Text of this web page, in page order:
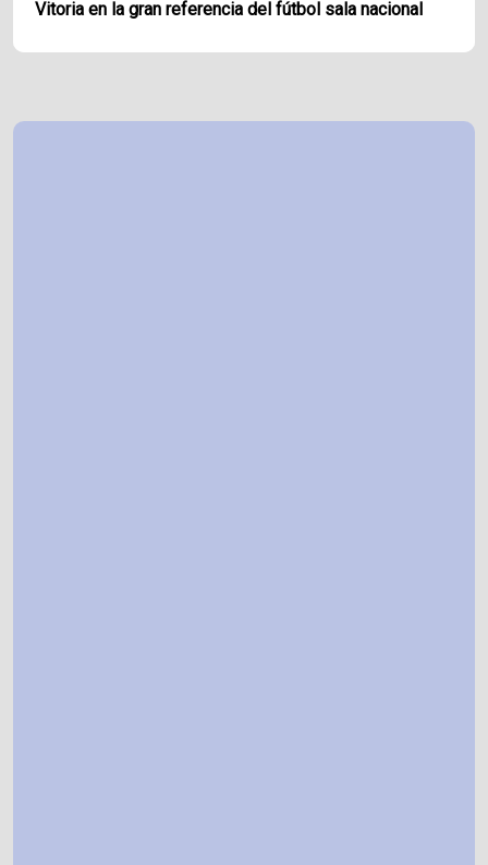
Vitoria en la gran referencia del fútbol sala nacional